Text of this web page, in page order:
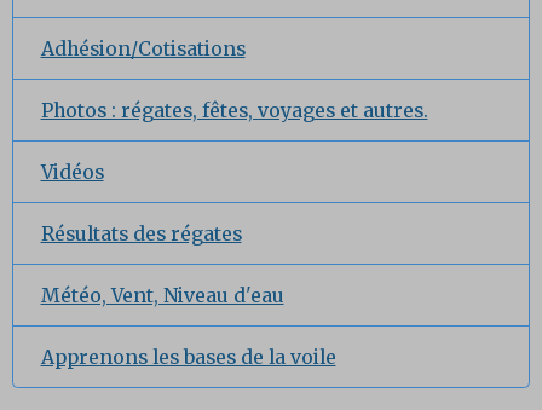
Adhésion/Cotisations
Photos : régates, fêtes, voyages et autres.
Vidéos
Résultats des régates
Météo, Vent, Niveau d'eau
Apprenons les bases de la voile